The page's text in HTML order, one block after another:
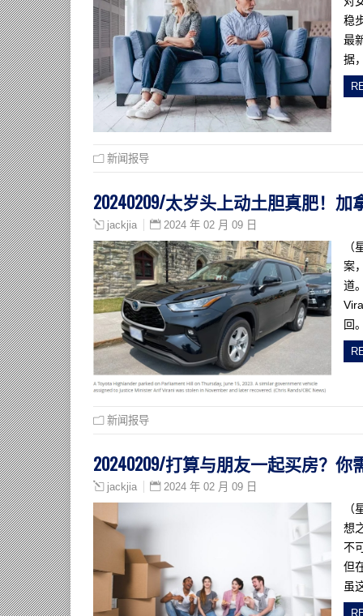
稳
最
据
新闻报导
20240209/太岁头上动土胆真肥！
jackjia 2024 年 02 月 09 日
（
案
道
回
新闻报导
20240209/打算与朋友一起买房？
jackjia 2024 年 02 月 09 日
（
想
不
但
虽